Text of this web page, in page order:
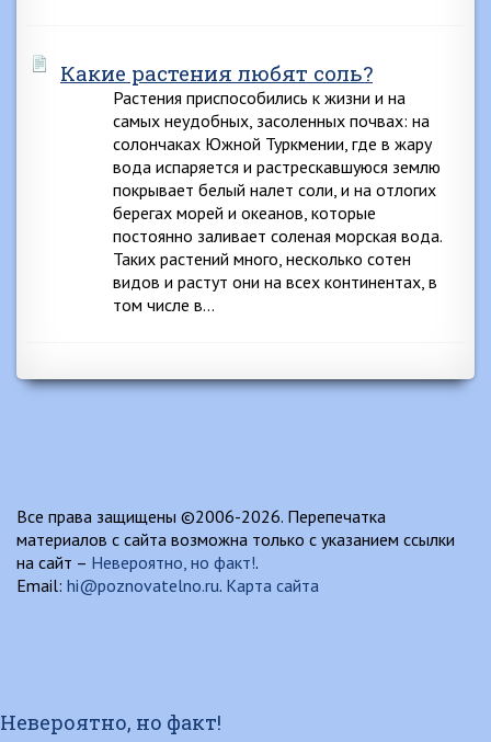
Какие растения любят соль?
Растения приспособились к жизни и на
самых неудобных, засоленных почвах: на
солончаках Южной Туркмении, где в жару
вода испаряется и растрескавшуюся землю
покрывает белый налет соли, и на отлогих
берегах морей и океанов, которые
постоянно заливает соленая морская вода.
Таких растений много, несколько сотен
видов и растут они на всех континентах, в
том числе в…
Все права защищены ©2006-2026. Перепечатка
материалов с сайта возможна только с указанием ссылки
на сайт – Невероятно, но факт!.
Email: hi@poznovatelno.ru. Карта сайта
Невероятно, но факт!